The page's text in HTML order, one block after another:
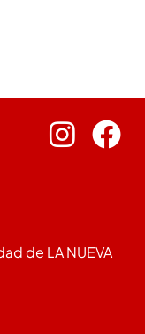
de LA NUEVA